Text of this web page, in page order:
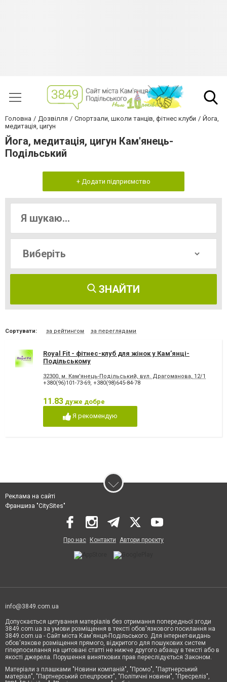
Головна Дозвілля Спортзали, школи танців, фітнес клуби
Йога,
медитація, цигун
Йога, медитація, цигун Кам'янець-
Подільський
+ Додати підприємство
ЗНАЙТИ
Сортувати: за рейтингом за переглядами
Royal Fit - фітнес-клуб для жінок у Кам’янці-
Подільському
32300, м. Кам'янець-Подільський, вул. Драгоманова, 12/1
+380(96)101-73-69, +380(98)645-84-78
11.83 дуже добре
Я рекомендую
Реклама на сайті
Франшиза "CitySites"
Про нас Контакти Автори проєкту
info@3849.com.ua
Допускається цитування матеріалів без отримання попередньої згоди
3849.com.ua за умови розміщення в тексті обов'язкового посилання на
3849.com.ua - Сайт міста Кам'янця-Подільського. Для інтернет-видань
обов'язкове розміщення прямого, відкритого для пошукових систем
гіперпосилання на цитовані статті не нижче другого абзацу в тексті або в
якості джерела. Порушення виняткових прав переслідується Законом.
Матеріали з плашками "Новини компаній", "Промо", "Партнерський
матеріал", "Партнерський спецпроєкт", "Політичні новини", "Пресреліз",